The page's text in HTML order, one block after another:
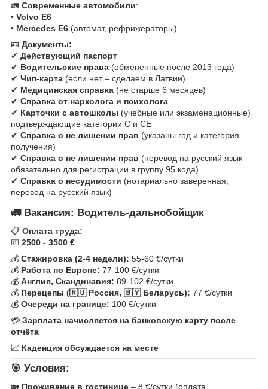
🚛 Современные автомобили:
• Volvo E6
• Mercedes E6 (автомат, рефрижераторы)
🪪 Документы:
✔ Действующий паспорт
✔ Водительские права (обмененные после 2013 года)
✔ Чип-карта (если нет – сделаем в Латвии)
✔ Медицинская справка (не старше 6 месяцев)
✔ Справка от нарколога и психолога
✔ Карточки с автошколы (учебные или экзаменационные)
подтверждающие категории C и CE
✔ Справка о не лишении прав (указаны год и категория
получения)
✔ Справка о не лишении прав (перевод на русский язык –
обязательно для регистрации в группу 95 кода)
✔ Справка о несудимости (нотариально заверенная,
перевод на русский язык)
🚛 Вакансия: Водитель-дальнобойщик
📋 Оплата труда:
💶 2500 - 3500 €
💰 Стажировка (2-4 недели): 55-60 €/сутки
💰 Работа по Европе: 77-100 €/сутки
💰 Англия, Скандинавия: 89-102 €/сутки
💰 Перецепы (🇷🇺 Россия, 🇧🇾 Беларусь): 77 €/сутки
💰 Очереди на границе: 100 €/сутки
💳 Зарплата начисляется на банковскую карту после
отчёта
📈 Каденция обсуждается на месте
🎯 Условия:
🏡 Проживание в гостинице – 8 €/сутки (оплата